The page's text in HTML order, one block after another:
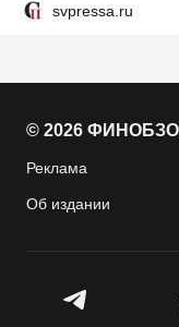
svpressa.ru
© 2026
Реклама
Об издании